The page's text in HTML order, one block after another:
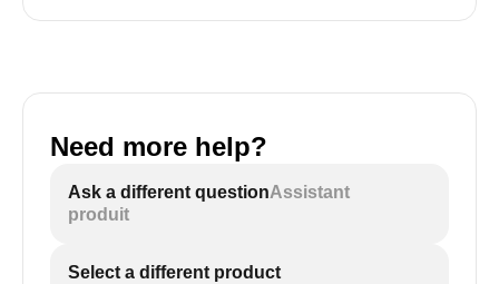
Need more help?
Ask a different questionAssistant
produit
Select a different product